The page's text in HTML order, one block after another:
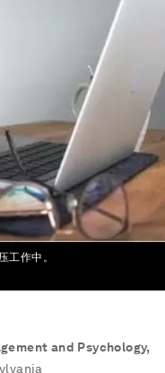
工作中。
and Psychology,